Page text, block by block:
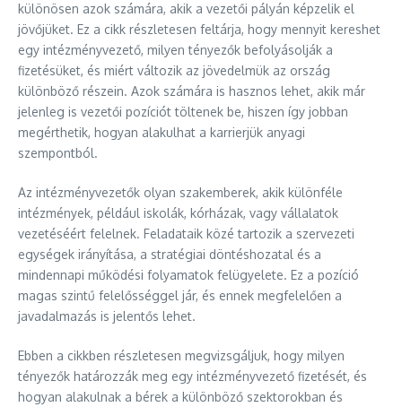
különösen azok számára, akik a vezetői pályán képzelik el
jövőjüket. Ez a cikk részletesen feltárja, hogy mennyit kereshet
egy intézményvezető, milyen tényezők befolyásolják a
fizetésüket, és miért változik az jövedelmük az ország
különböző részein. Azok számára is hasznos lehet, akik már
jelenleg is vezetői pozíciót töltenek be, hiszen így jobban
megérthetik, hogyan alakulhat a karrierjük anyagi
szempontból.
Az intézményvezetők olyan szakemberek, akik különféle
intézmények, például iskolák, kórházak, vagy vállalatok
vezetéséért felelnek. Feladataik közé tartozik a szervezeti
egységek irányítása, a stratégiai döntéshozatal és a
mindennapi működési folyamatok felügyelete. Ez a pozíció
magas szintű felelősséggel jár, és ennek megfelelően a
javadalmazás is jelentős lehet.
Ebben a cikkben részletesen megvizsgáljuk, hogy milyen
tényezők határozzák meg egy intézményvezető fizetését, és
hogyan alakulnak a bérek a különböző szektorokban és